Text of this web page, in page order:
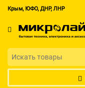
Крым, ЮФО, ДНР, ЛНР